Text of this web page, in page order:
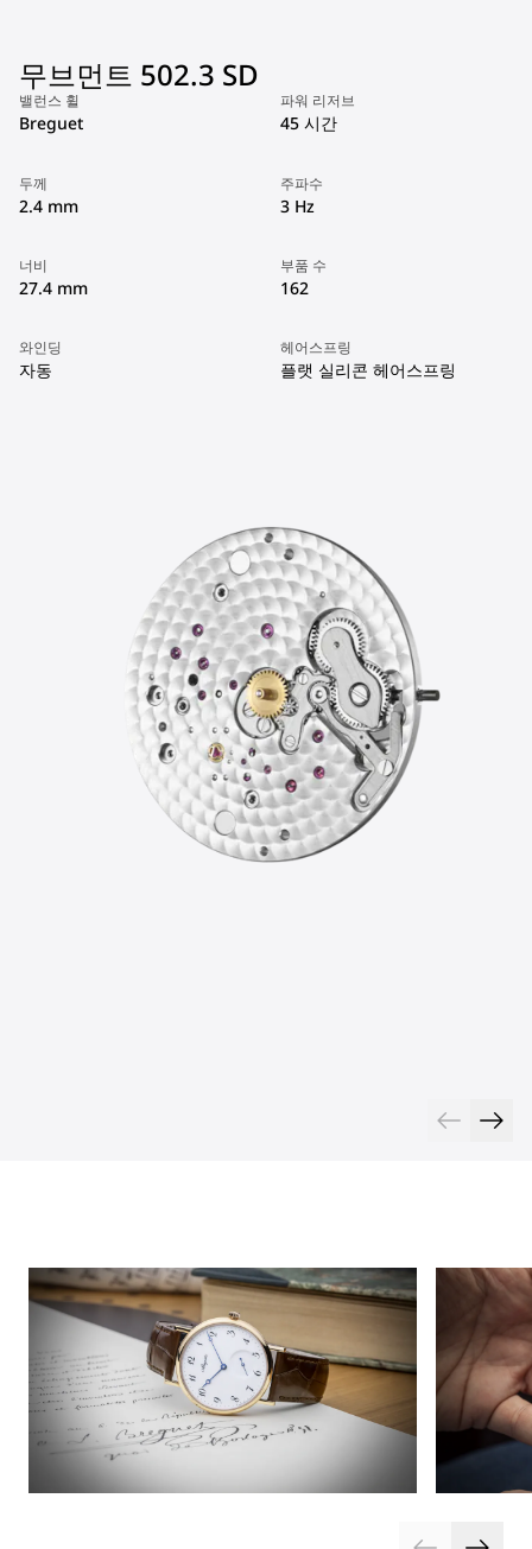
무브먼트 502.3 SD
밸런스 휠
Breguet
파워 리저브
45 시간
두께
2.4 mm
주파수
3 Hz
너비
27.4 mm
부품 수
162
와인딩
자동
헤어스프링
플랫 실리콘 헤어스프링